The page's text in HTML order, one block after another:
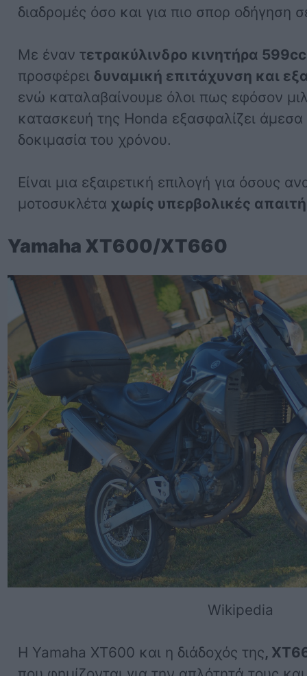
διαδρομές όσο και για πιο σπορ οδήγηση
Με έναν τετρακύλινδρο κινητήρα
προσφέρει δυναμική επιτάχυνση και
ενώ καταλαβαίνουμε όλοι πως εφόσον
κατασκευή της Honda εξασφαλίζει άμεσα
δοκιμασία του χρόνου.
Είναι μια εξαιρετική επιλογή για όσους
μοτοσυκλέταχωρίς υπερβολικές
Yamaha XT600/XT660
Wikipedia
Η Yamaha XT600 και η διάδοχός της,